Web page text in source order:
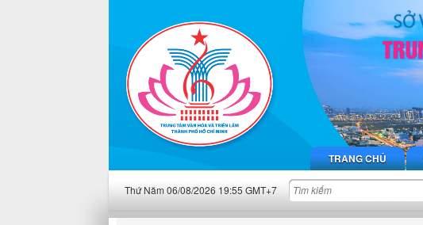
TRANG CHỦ
Thứ Năm 06/08/2026 19:55 GMT+7